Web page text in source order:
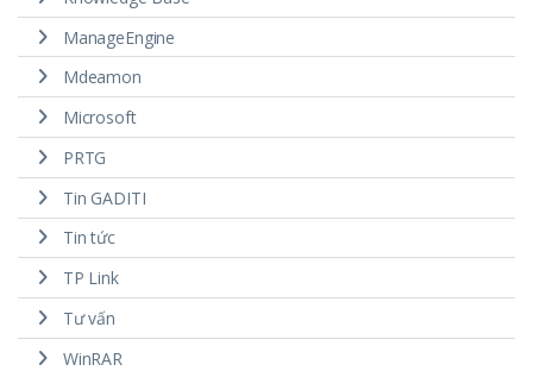
ManageEngine
Mdeamon
Microsoft
PRTG
Tin GADITI
Tin tức
TP Link
Tư vấn
WinRAR